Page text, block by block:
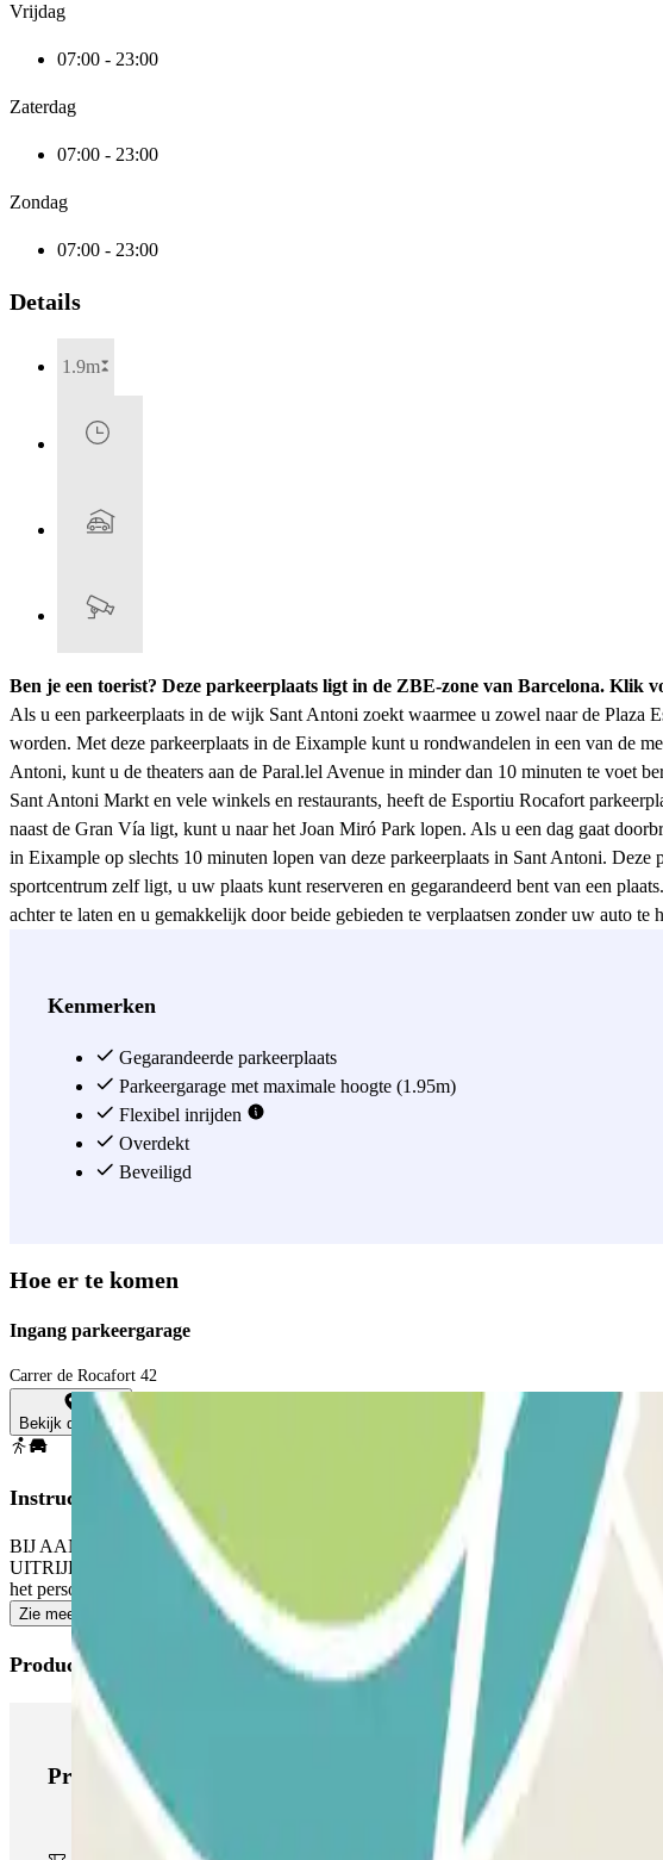
Vrijdag
07:00 - 23:00
Zaterdag
07:00 - 23:00
Zondag
07:00 - 23:00
Details
1.9m
Ben je een toerist? Deze parkeerplaats ligt in de ZBE-zone van Barcelona. Klik
Als u een parkeerplaats in de wijk Sant Antoni zoekt waarmee u zowel naar de Plaza
worden. Met deze parkeerplaats in de Eixample kunt u rondwandelen in een van de
Antoni, kunt u de theaters aan de Paral.lel Avenue in minder dan 10 minuten te voet
Sant Antoni Markt en vele winkels en restaurants, heeft de Esportiu Rocafort
naast de Gran Vía ligt, kunt u naar het Joan Miró Park lopen. Als u een dag gaat
in Eixample op slechts 10 minuten lopen van deze parkeerplaats in Sant Antoni.
sportcentrum zelf ligt, u uw plaats kunt reserveren en gegarandeerd bent van een
achter te laten en u gemakkelijk door beide gebieden te verplaatsen zonder uw auto
parkeerplaats te reserveren en niets aan het toeval over te laten. Via de Parclick-app
in Barcelona's Eixample tegen de beste prijs!
Zie meer
Kenmerken
Gegarandeerde parkeerplaats
Parkeergarage met maximale hoogte (1.95m)
Flexibel inrijden
Overdekt
Beveiligd
Hoe er te komen
Ingang parkeergarage
Carrer de Rocafort 42
Bekijk de kaart
Instructies
BIJ AANKOMST: Neem de parkeerkaart uit de automaat. Parkeer op een
UITRIJDEN: Gebruik het kaartje dat je hebt gekregen van het personeel. ALS
het personeel.
Zie meer
Producten van Parclick
Producten van Parclick